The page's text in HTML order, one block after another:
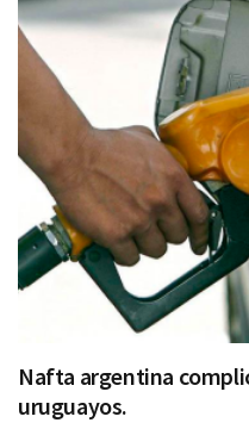
Nafta argentina
uruguayos.